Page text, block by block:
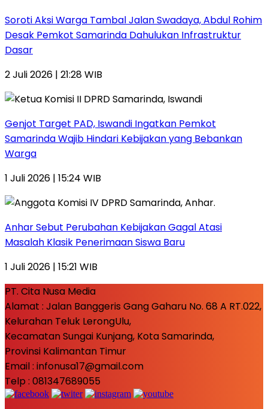
Soroti Aksi Warga Tambal Jalan Swadaya, Abdul Rohim
Desak Pemkot Samarinda Dahulukan Infrastruktur
Dasar
2 Juli 2026 | 21:28 WIB
Genjot Target PAD, Iswandi Ingatkan Pemkot
Samarinda Wajib Hindari Kebijakan yang Bebankan
Warga
1 Juli 2026 | 15:24 WIB
Anhar Sebut Perubahan Kebijakan Gagal Atasi
Masalah Klasik Penerimaan Siswa Baru
1 Juli 2026 | 15:21 WIB
PT. Cita Nusa Media
Alamat : Jalan Banggeris Gang Gaharu No. 68 A RT.022,
Kelurahan Teluk LerongUlu,
Kecamatan Sungai Kunjang, Kota Samarinda,
Provinsi Kalimantan Timur
Email : infonusa17@gmail.com
Telp : 081347689055